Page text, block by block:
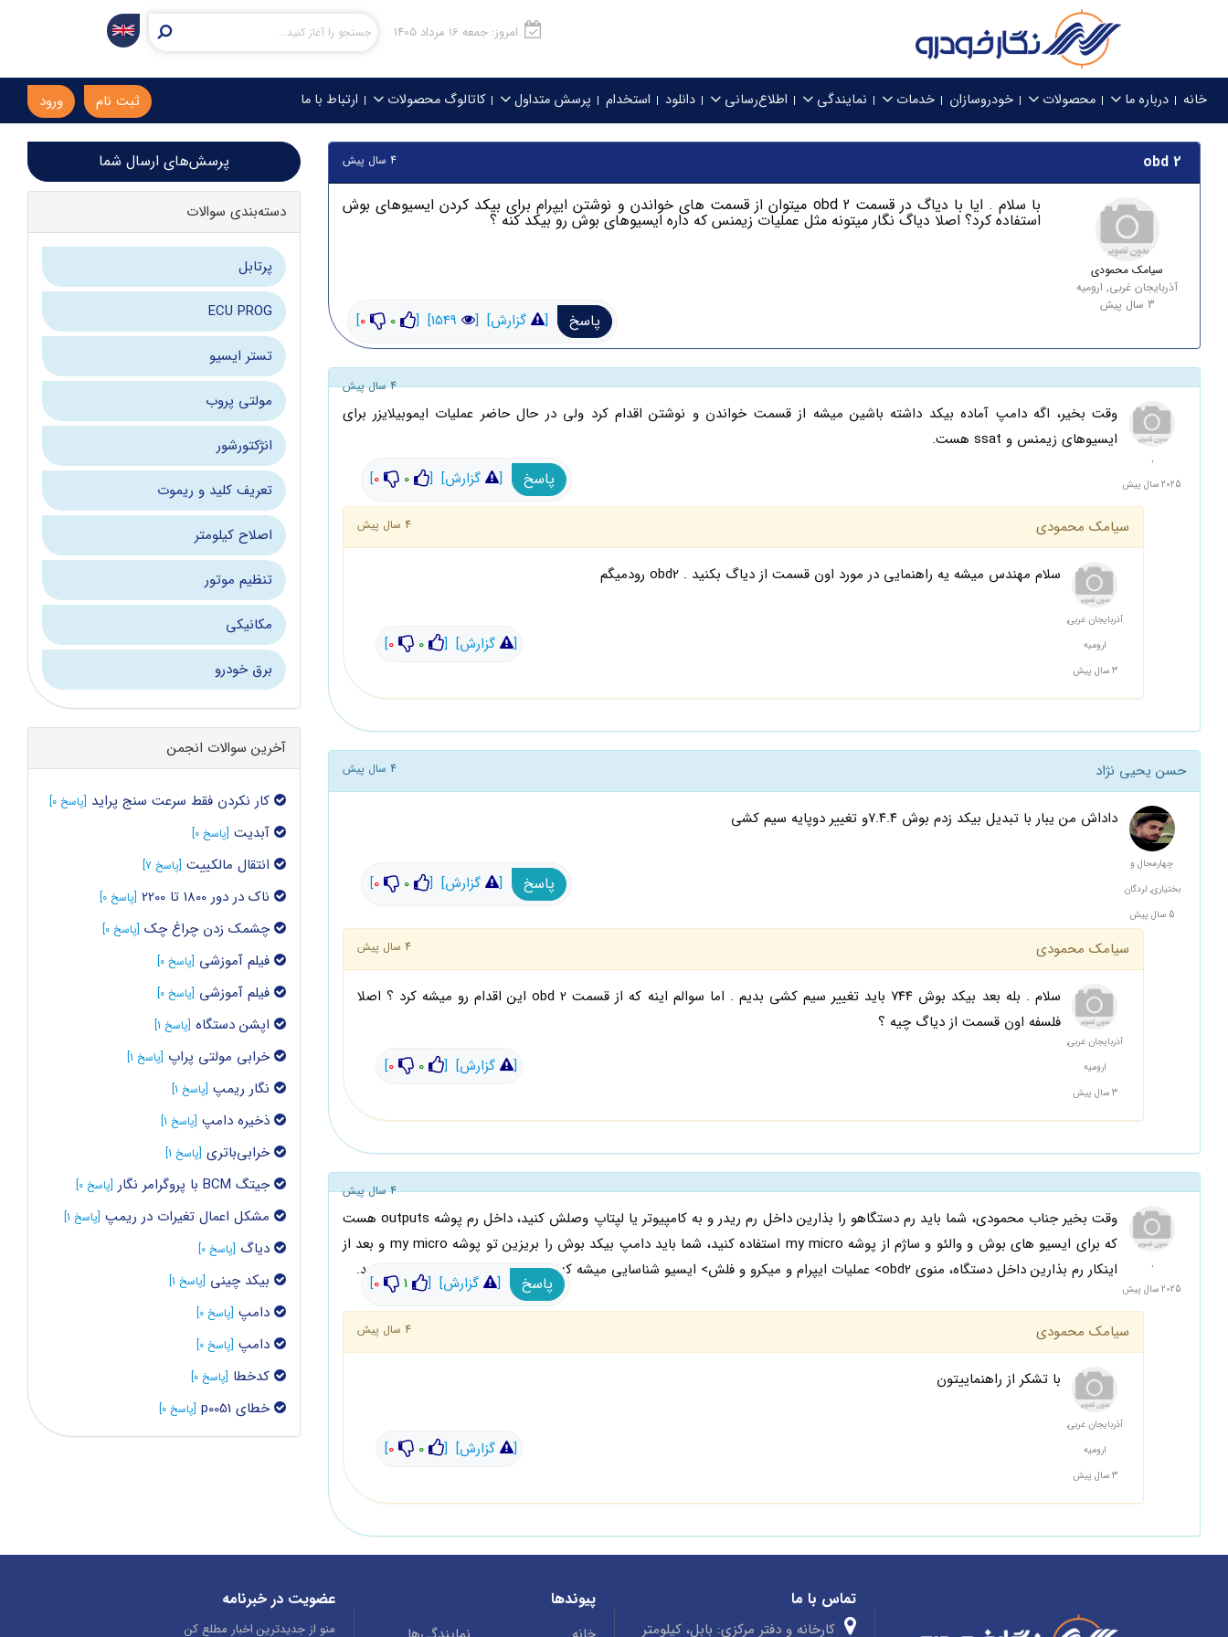
امروز: جمعه 16 مرداد 1405
ورود ثبت نام خانه درباره ما محصولات خودروسازان خدمات نمایندگی اطلاع‌رسانی دانلود استخدام پرسش متداول کاتالوگ محصولات ارتباط با ما
obd 2 4 سال پیش
سیامک محمودی
آذربایجان غربی, ارومیه
3 سال پیش
با سلام . ایا با دیاگ در قسمت obd 2 میتوان از قسمت های خواندن و نوشتن ایپرام برای بیکد کردن ایسیوهای بوش
استفاده کرد؟ اصلا دیاگ نگار میتونه مثل عملیات زیمنس که داره ایسیوهای بوش رو بیکد کنه ؟
پاسخ [ گزارش] [
[
0
0
]
4 سال پیش
,
2025 سال پیش
وقت بخیر، اگه دامپ آماده بیکد داشته باشین میشه از قسمت خواندن و نوشتن اقدام کرد ولی در حال حاضر عملیات ایموبیلایزر برای
ایسیوهای زیمنس و ssat هست.
پاسخ [ گزارش] [
0
0
]
سیامک محمودی 4 سال پیش
آذربایجان غربی,
ارومیه
3 سال پیش
سلام مهندس میشه یه راهنمایی در مورد اون قسمت از دیاگ بکنید . obd2 رودمیگم
[ گزارش] [
0
0
]
حسن یحیی نژاد 4 سال پیش
چهارمحال و
بختیاری, لردگان
5 سال پیش
داداش من یبار با تبدیل بیکد زدم بوش ۷.۴.۴و تغییر دوپایه سیم کشی
پاسخ [ گزارش] [
0
0
]
سیامک محمودی 4 سال پیش
آذربایجان غربی,
ارومیه
3 سال پیش
سلام . بله بعد بیکد بوش ۷۴۴ باید تغییر سیم کشی بدیم . اما سوالم اینه که از قسمت obd 2 این اقدام رو میشه کرد ؟ اصلا
فلسفه اون قسمت از دیاگ چیه ؟
[
گزارش] [
0
0
]
4 سال پیش
,
2025 سال پیش
وقت بخیر جناب محمودی، شما باید رم دستگاهو را بذارین داخل رم ریدر و به کامپیوتر یا لپتاپ وصلش کنید، داخل رم پوشه outputs هست
که برای ایسیو های بوش و والئو و ساژم از پوشه my micro استفاده کنید، شما باید دامپ بیکد بوش را بریزین تو پوشه my micro و بعد از
اینکار رم بذارین داخل دستگاه، منوی obd2> عملیات ایپرام و میکرو و فلش> ایسیو شناسایی میشه که بعدش شما باید نوشتن ایسیو بزنید.
پاسخ [ گزارش] [
1
0
]
سیامک محمودی 4 سال پیش
آذربایجان غربی,
ارومیه
3 سال پیش
با تشکر از راهنماییتون
[ گزارش] [
0
0
]
پرسش‌های ارسال شما
دسته‌بندی سوالات
پرتابل
ECU PROG
تستر ایسیو
مولتی پروب
انژکتورشور
تعریف کلید و ریموت
اصلاح کیلومتر
تنظیم موتور
مکانیکی
برق خودرو
آخرین سوالات انجمن
کار نکردن فقط سرعت سنج پراید [پاسخ 0]
آبدیت [پاسخ 0]
انتقال مالکییت [پاسخ 7]
ناک در دور 1800 تا 2200 [پاسخ 0]
چشمک زدن چراغ چک [پاسخ 0]
فیلم آموزشی [پاسخ 0]
فیلم آموزشی [پاسخ 0]
اپشن دستگاه [پاسخ 1]
خرابی مولتی پراپ [پاسخ 1]
نگار ریمپ [پاسخ 1]
ذخیره دامپ [پاسخ 1]
خرابی‌باتری [پاسخ 1]
جیتگ BCM با پروگرامر نگار [پاسخ 0]
مشکل اعمال تغیرات در ریمپ [پاسخ 1]
دیاگ [پاسخ 0]
بیکد چینی [پاسخ 1]
دامپ [پاسخ 0]
دامپ [پاسخ 0]
کدخطا [پاسخ 0]
خطای p0051 [پاسخ 0]
تماس با ما
کارخانه و دفتر مرکزی: بابل، کیلومتر
پیوندها عضویت در خبرنامه
منو از جدیدترین اخبار مطلع کن